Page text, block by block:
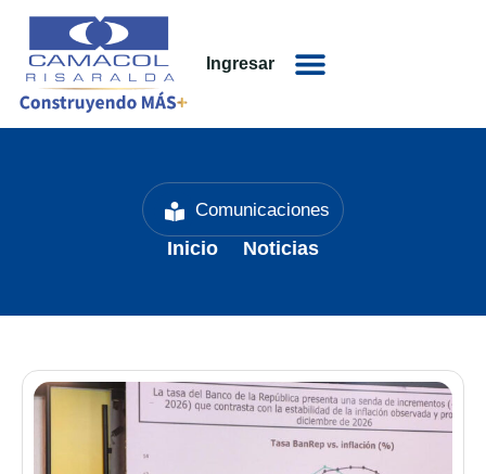
Ingresar
Comunicaciones
Inicio Noticias